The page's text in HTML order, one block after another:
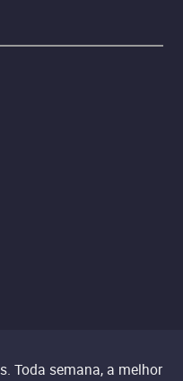
Toda semana, a melhor